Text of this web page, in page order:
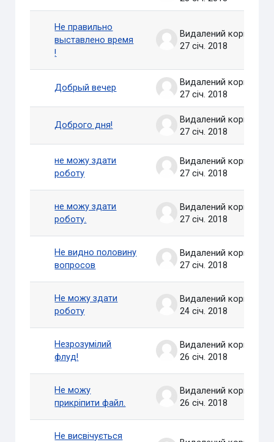
Не правильно
выставлено время
!
27 січ. 2018
Добрый вечер
27 січ. 2018
Доброго дня!
27 січ. 2018
не можу здати
роботу
27 січ. 2018
не можу здати
роботу.
27 січ. 2018
Не видно половину
вопросов
27 січ. 2018
Не можу здати
роботу
24 січ. 2018
Незрозумілий
флуд!
26 січ. 2018
Не можу
прикріпити файл.
26 січ. 2018
Не висвічується